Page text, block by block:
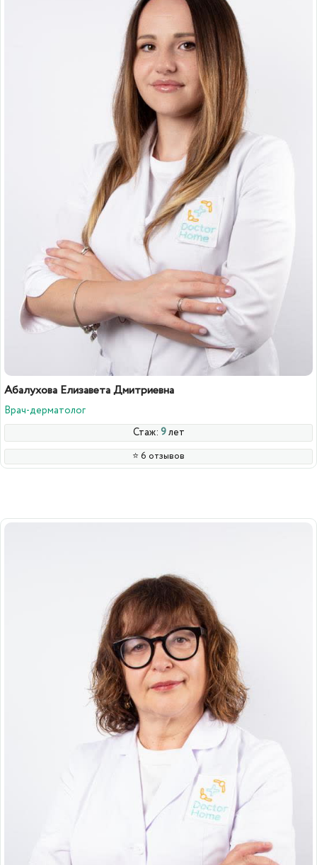
Абалухова Елизавета Дмитриевна
Врач-дерматолог
Стаж: 9лет
⭐️ 6 отзывов